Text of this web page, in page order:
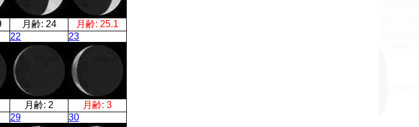
月齢: 24 月齢: 25.1
22
月齢: 2
23
月齢: 3
29 30